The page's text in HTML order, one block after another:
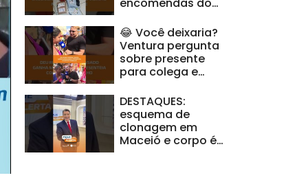
efetua prisão |
#FiqueAlerta
😂 Você deixaria?
Ventura pergunta
sobre presente
para colega e
| #FiqueAlerta
DESTAQUES:
esquema de
clonagem em
Maceió e corpo é